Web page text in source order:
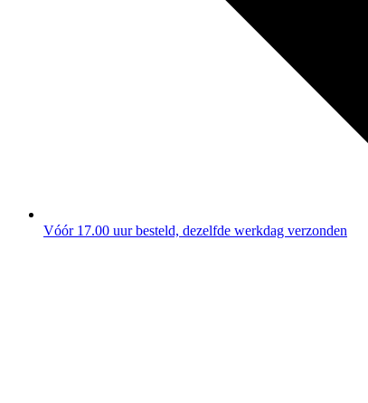
Vóór 17.00 uur besteld, dezelfde werkdag verzonden